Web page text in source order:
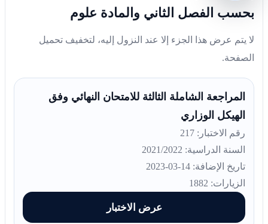
بحسب الفصل الثاني والمادة علوم
لا يتم عرض هذا الجزء إلا عند النزول إليه، لتخفيف تحميل
الصفحة.
المراجعة الشاملة الثالثة للامتحان النهائي وفق
الهيكل الوزاري
رقم الاختبار: 217
السنة الدراسية: 2021/2022
تاريخ الإضافة: 14-03-2023
الزيارات: 1882
عرض الاختبار